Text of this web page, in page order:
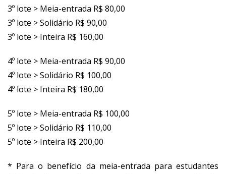
3º lote > Meia-entrada R$ 80,00
3º lote > Solidário R$ 90,00
3º lote > Inteira R$ 160,00
4º lote > Meia-entrada R$ 90,00
4º lote > Solidário R$ 100,00
4º lote > Inteira R$ 180,00
5º lote > Meia-entrada R$ 100,00
5º lote > Solidário R$ 110,00
5º lote > Inteira R$ 200,00
* Para o benefício da meia-entrada para estudantes